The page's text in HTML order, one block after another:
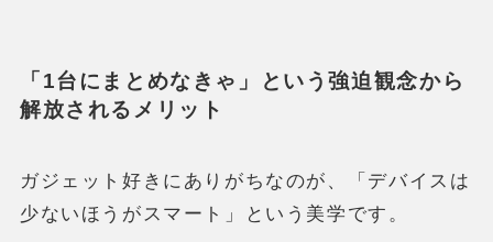
「1台にまとめなきゃ」という強迫観念から
解放されるメリット
ガジェット好きにありがちなのが、「デバイスは
少ないほうがスマート」という美学です。